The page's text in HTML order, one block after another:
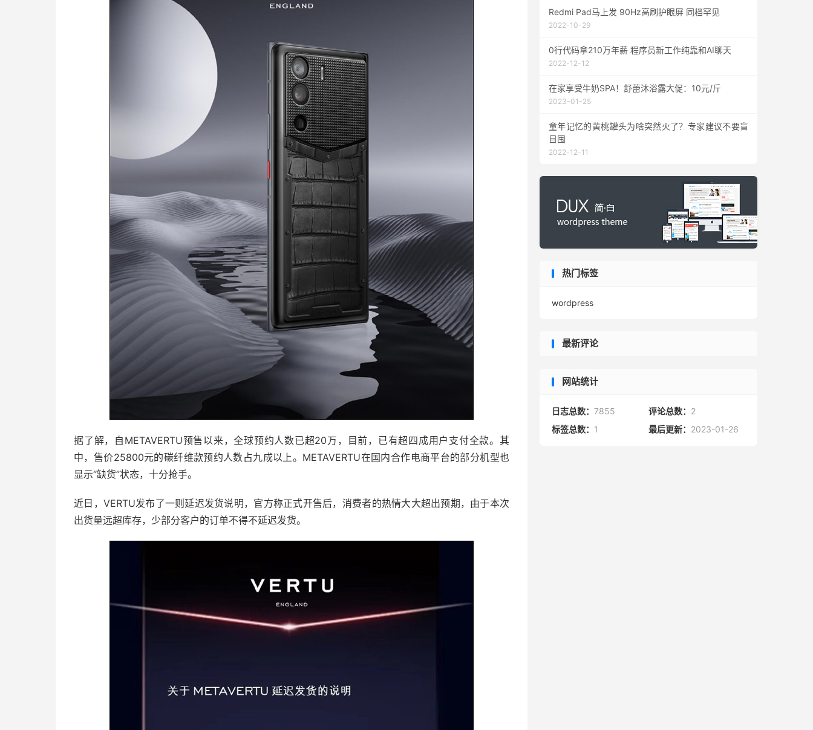
据了解，自METAVERTU预售以来，全球预约人数已超20万，目前，已有超四成用户支付全款。其
中，售价25800元的碳纤维款预约人数占九成以上。METAVERTU在国内合作电商平台的部分机型也
显示“缺货”状态，十分抢手。
近日，VERTU发布了一则延迟发货说明，官方称正式开售后，消费者的热情大大超出预期，由于本次
出货量远超库存，少部分客户的订单不得不延迟发货。
Redmi Pad马上发 90Hz高刷护眼屏 同档罕见
2022-10-29
0行代码拿210万年薪 程序员新工作纯靠和AI聊天
2022-12-12
在家享受牛奶SPA！舒蕾沐浴露大促：10元/斤
2023-01-25
童年记忆的黄桃罐头为啥突然火了？专家建议不要盲
目囤
2022-12-11
热门标签
wordpress
最新评论
网站统计
日志总数： 7855 评论总数： 2
标签总数： 1 最后更新： 2023-01-26